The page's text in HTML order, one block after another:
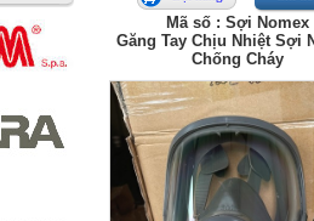
Mã số : Sợi Nomex
Găng Tay Chịu Nhiệt Sợi
Chống Cháy